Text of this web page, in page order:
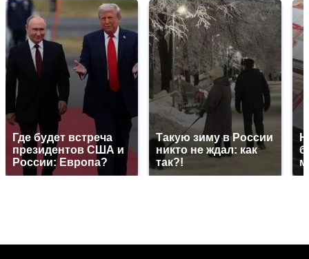
Где будет встреча
президентов США и
России: Европа?
Такую зиму в России
никто не ждал: как
так?!